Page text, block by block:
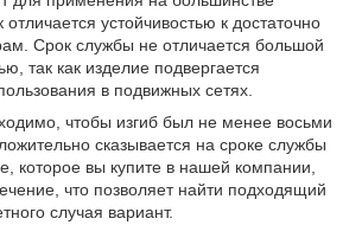
отличается устойчивостью к достаточно
Срок службы не отличается большой
так как изделие подвергается
в подвижных сетях.
чтобы изгиб был не менее восьми
сказывается на сроке службы
которое вы купите в нашей компании,
что позволяет найти подходящий
случая вариант.